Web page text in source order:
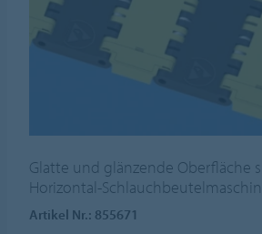
Glatte und glänzende Oberfläche
Horizontal-
Artikel Nr.: 855671